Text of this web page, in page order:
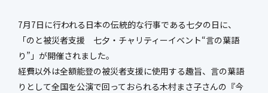
会社概要
営業所一覧
会社の歩み
50周年特設ページ
新社屋特設ページ
7月7日に行われる日本の伝統的な行事である七夕の日に、
「のと被災者支援 七夕・チャリティーイベント“言の葉語
り”」が開催されました。
経費以外は全額能登の被災者支援に使用する趣旨、言の葉語
りとして全国を公演で回っておられる木村まさ子さんの『今